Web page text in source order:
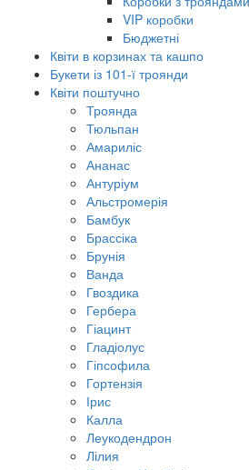
VIP коробки
Бюджетні
Квіти в корзинах та кашпо
Букети із 101-ї троянди
Квіти поштучно
Троянда
Тюльпан
Амариліс
Ананас
Антуріум
Альстромерія
Бамбук
Брассіка
Брунія
Ванда
Гвоздика
Гербера
Гіацинт
Гладіолус
Гіпсофила
Гортензія
Ірис
Калла
Леукодендрон
Лілия